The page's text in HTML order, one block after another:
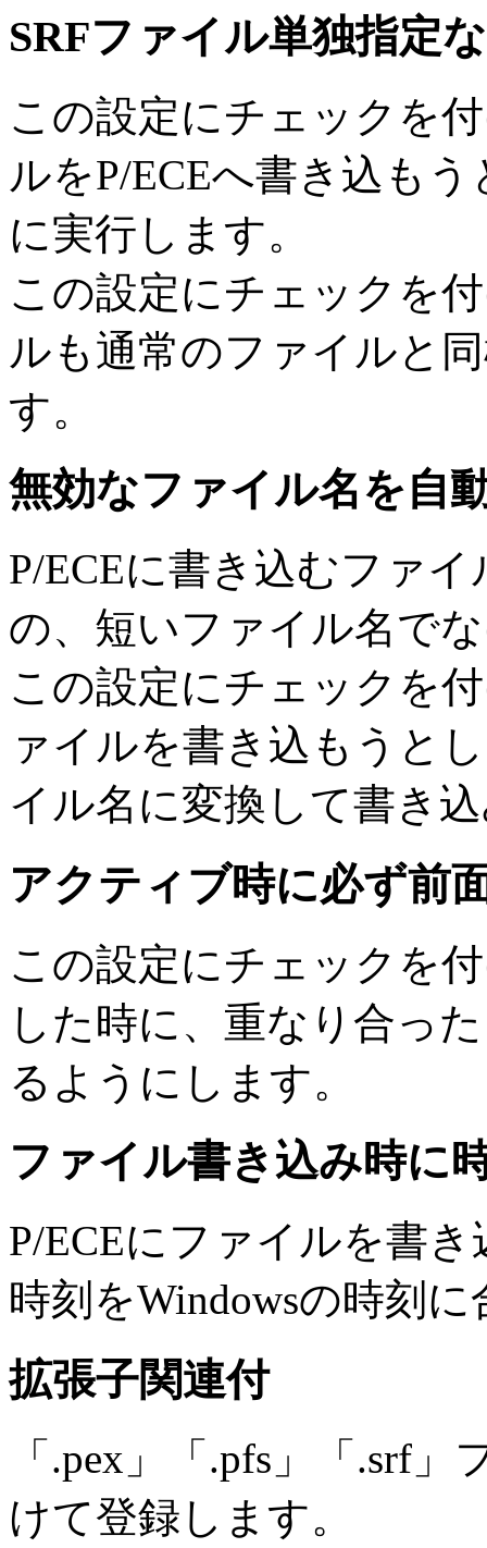
SRFファイル単独指定
この設定にチェックを
ルをP/ECEへ書き込も
に実行します。
この設定にチェックを
ルも通常のファイルと
す。
無効なファイル名を自
P/ECEに書き込むファ
の、短いファイル名で
この設定にチェックを
ァイルを書き込もうと
イル名に変換して書き
アクティブ時に必ず前
この設定にチェックを
した時に、重なり合っ
るようにします。
ファイル書き込み時に
P/ECEにファイルを書
時刻をWindowsの時刻
拡張子関連付
「.pex」「.pfs」「.srf
けて登録します。